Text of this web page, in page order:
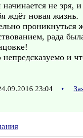
не зря, и
ждёт новая жизнь.
проникнуться
рада
и
23:04 •